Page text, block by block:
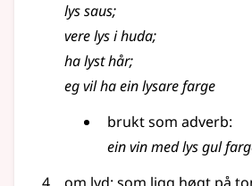
lyssaus;
verelysi huda;
halysthår;
eg vil ha ein lysare farge
brukt som adverb:
ein vin medlysgul